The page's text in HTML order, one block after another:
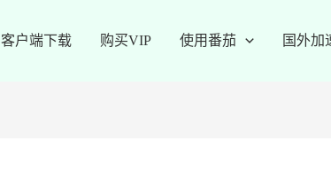
客户端下载 购买VIP 使用番茄 国外加